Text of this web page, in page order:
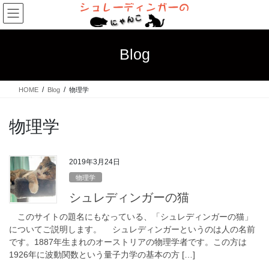
コ
ン
テ
ス
ナ
ビ
ゲ
ン
Blog
HOME Blog 物理学
物理学
2019年3月24日
物理学
シュレディンガーの猫
このサイトの題名にもなっている、「シュレディンガーの猫」
についてご説明します。 シュレディンガーというのは人の名前
です。1887年生まれのオーストリアの物理学者です。この方は
1926年に波動関数という量子力学の基本の方 […]